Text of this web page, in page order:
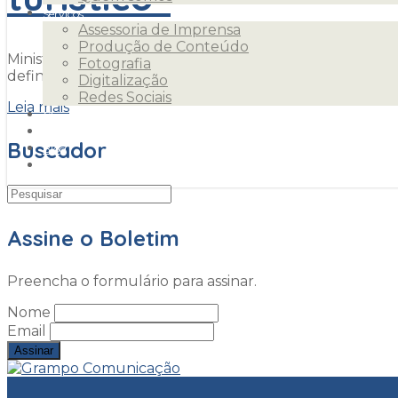
Serviços
Assessoria de Imprensa
Produção de Conteúdo
Fotografia
Digitalização
Redes Sociais
Clientes
Blog
Ministro do Turismo participa de abertura do Festival
definir “áreas especiais de interesse turístico” no
Leia mais
Buscador
Assine o Boletim
Preencha o formulário para assinar.
Nome
Email